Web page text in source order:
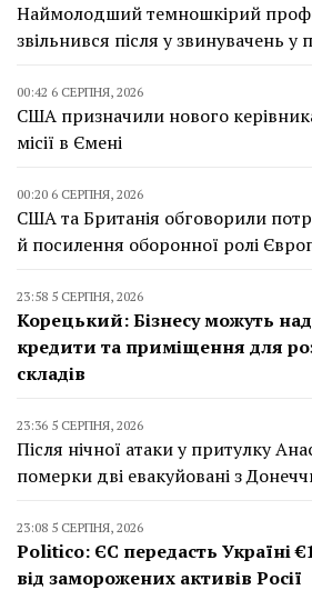
Наймолодший темношкірий
звільнився після у звинувачень у
00:42 6 СЕРПНЯ, 2026
США призначили нового
місії в Ємені
00:20 6 СЕРПНЯ, 2026
США та Британія обговорили
й посилення оборонної ролі
23:58 5 СЕРПНЯ, 2026
Корецький: Бізнесу можуть
кредити та приміщення для
складів
23:36 5 СЕРПНЯ, 2026
Після нічної атаки у притулку
померки дві евакуйовані з
23:08 5 СЕРПНЯ, 2026
Politico: ЄС передасть Україні
від заморожених активів Росії